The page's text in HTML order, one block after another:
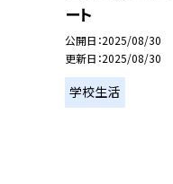
ート
公開日 2025/08/30
更新日 2025/08/30
学校生活